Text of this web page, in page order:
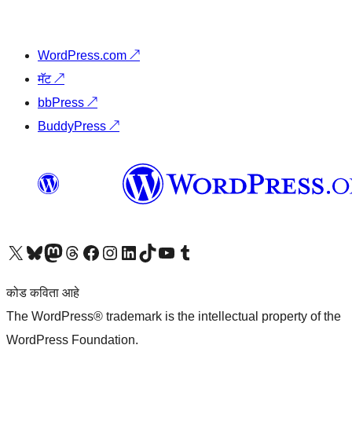
WordPress.com ↗
मॅट↗
bbPress ↗
BuddyPress ↗
आमच्या X (एक्स) (पूर्वीचे ट्विटर) खात्याला भेट द्या आमच्या ब्लूस्की खात्याला भेट द्या.आमच्या Mastodon खात्याला भेट द्या.आमच्या थ्रेड्स खात्याला भेट द्या. आमच्या फेसबुक पेजला भेट द्या आमच्या इंस्टाग्राम खात्याला भेट द्या आमच्या लिंक्डइन खात्याला भेट द्या आमच्या टिकटॉक अकाउंटला भेट द्या.आमच्या यूट्यूब चॅनेलला भेट द्या आमच्या टंबलर खात्याला भेट द्या.
कोड कविता आहे
The WordPress® trademark is the intellectual property of the
WordPress Foundation.